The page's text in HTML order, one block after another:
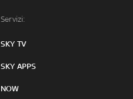
Servizi:
SKY TV
SKY APPS
NOW